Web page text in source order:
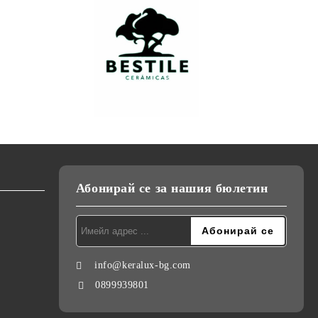
Абонирай се за нашия бюлетин
info@keralux-bg.com
0899939801